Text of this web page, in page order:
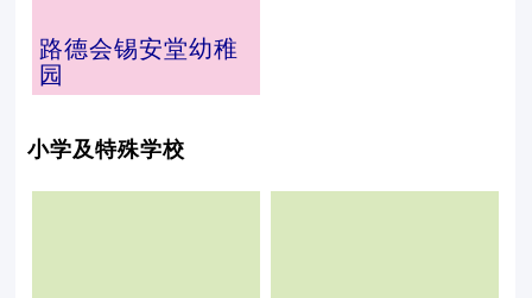
路德会锡安堂幼稚
园
小学及特殊学校